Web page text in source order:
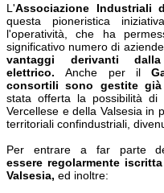
L'Associazione Industriali
questa pioneristica
l'operatività, che ha
significativo numero di aziende
vantaggi derivanti
elettrico.Anche per il
consortili sono gestite già
stata offerta la possibilità di
Vercellese e della Valsesia in
territoriali confindustriali,
Per entrare a far parte
essere regolarmente
Valsesia, ed inoltre: